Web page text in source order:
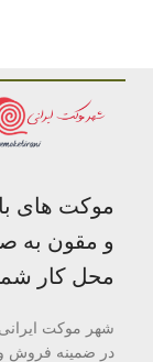
موکت های
و مقون به
محل کار
در ضمینه فروش